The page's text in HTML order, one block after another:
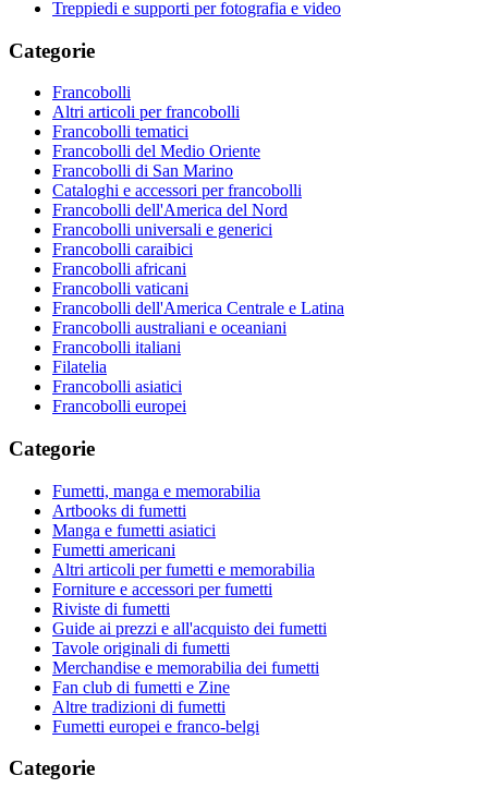
Treppiedi e supporti per fotografia e video
Categorie
Francobolli
Altri articoli per francobolli
Francobolli tematici
Francobolli del Medio Oriente
Francobolli di San Marino
Cataloghi e accessori per francobolli
Francobolli dell'America del Nord
Francobolli universali e generici
Francobolli caraibici
Francobolli africani
Francobolli vaticani
Francobolli dell'America Centrale e Latina
Francobolli australiani e oceaniani
Francobolli italiani
Filatelia
Francobolli asiatici
Francobolli europei
Categorie
Fumetti, manga e memorabilia
Artbooks di fumetti
Manga e fumetti asiatici
Fumetti americani
Altri articoli per fumetti e memorabilia
Forniture e accessori per fumetti
Riviste di fumetti
Guide ai prezzi e all'acquisto dei fumetti
Tavole originali di fumetti
Merchandise e memorabilia dei fumetti
Fan club di fumetti e Zine
Altre tradizioni di fumetti
Fumetti europei e franco-belgi
Categorie